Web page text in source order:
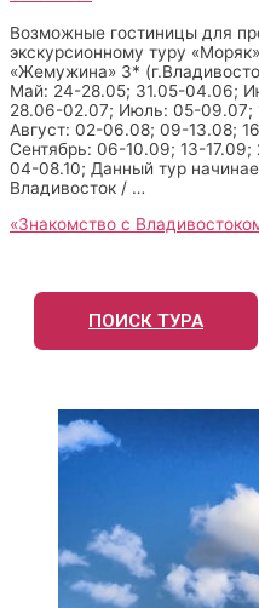
Возможные гостиницы для
экскурсионному туру
«Жемужина» 3*
Май: 24-28.05; 31.05-04.06;
28.06-02.07; Июль: 05-09.07;
Август: 02-06.08; 09-13.08;
Сентябрь: 06-10.09; 13-
04-08.10; Данный тур
Владивосток / …
«Знакомство с
ПОИСК ТУРА